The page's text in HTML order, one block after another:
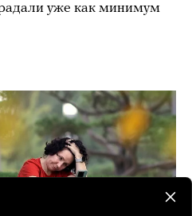
уже как минимум